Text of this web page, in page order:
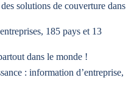
solutions de couverture dans
185 pays et 13
dans le monde !
: information d’entreprise,